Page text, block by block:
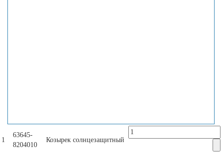
1
63645-
8204010
Козырек солнцезащитный